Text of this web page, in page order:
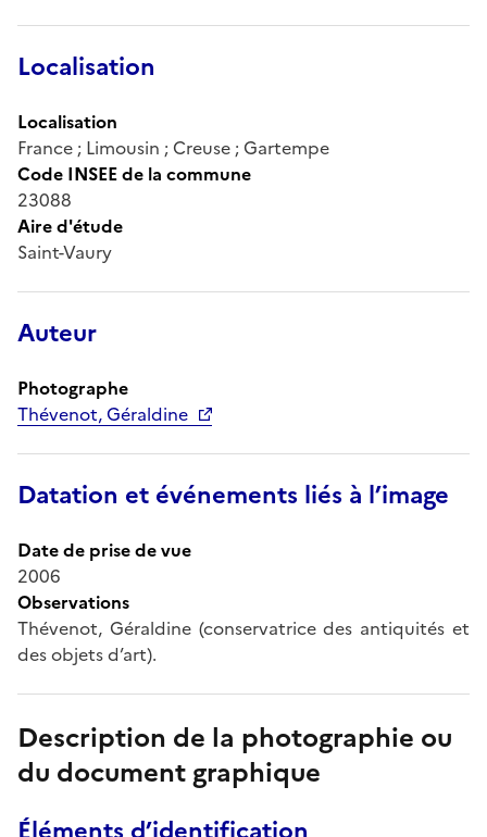
Localisation
Localisation
France ; Limousin ; Creuse ; Gartempe
Code INSEE de la commune
23088
Aire d'étude
Saint-Vaury
Auteur
Photographe
Thévenot, Géraldine
Datation et événements liés à l’image
Date de prise de vue
2006
Observations
Thévenot, Géraldine (conservatrice des antiquités et
des objets d’art).
Description de la photographie ou
du document graphique